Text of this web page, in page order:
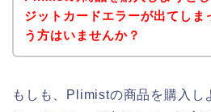
ジットカードエラーが出てしま
う方はいませんか？
もしも、Plimistの商品を購入し